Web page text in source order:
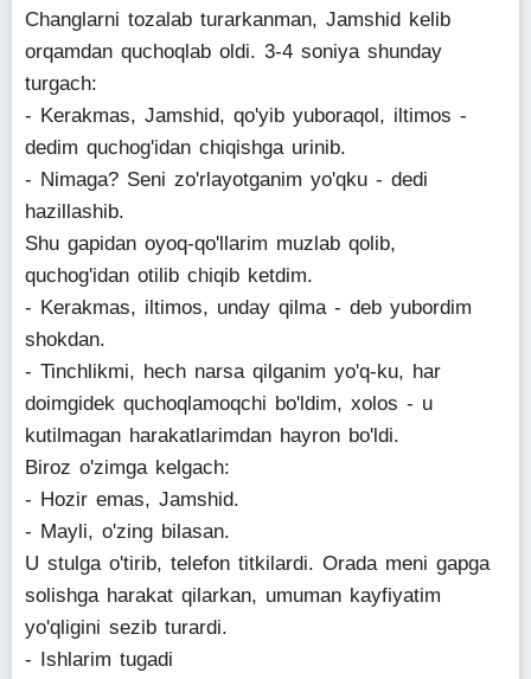
Changlarni tozalab turarkanman, Jamshid kelib
orqamdan quchoqlab oldi. 3-4 soniya shunday
turgach:
- Kerakmas, Jamshid, qo'yib yuboraqol, iltimos -
dedim quchog'idan chiqishga urinib.
- Nimaga? Seni zo'rlayotganim yo'qku - dedi
hazillashib.
Shu gapidan oyoq-qo'llarim muzlab qolib,
quchog'idan otilib chiqib ketdim.
- Kerakmas, iltimos, unday qilma - deb yubordim
shokdan.
- Tinchlikmi, hech narsa qilganim yo'q-ku, har
doimgidek quchoqlamoqchi bo'ldim, xolos - u
kutilmagan harakatlarimdan hayron bo'ldi.
Biroz o'zimga kelgach:
- Hozir emas, Jamshid.
- Mayli, o'zing bilasan.
U stulga o'tirib, telefon titkilardi. Orada meni gapga
solishga harakat qilarkan, umuman kayfiyatim
yo'qligini sezib turardi.
- Ishlarim tugadi